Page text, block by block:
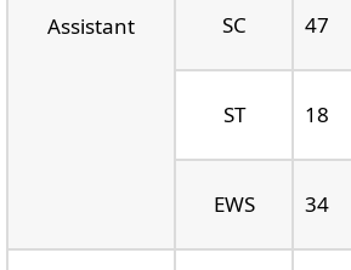
Assistant SC 47
ST 18
EWS 34